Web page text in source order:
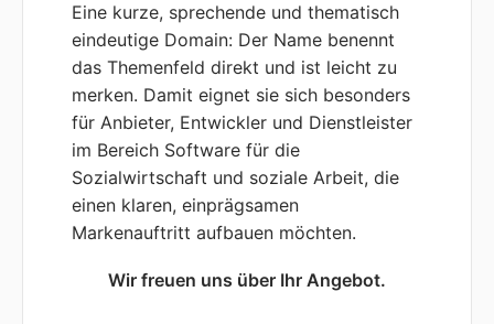
Eine kurze, sprechende und thematisch
eindeutige Domain: Der Name benennt
das Themenfeld direkt und ist leicht zu
merken. Damit eignet sie sich besonders
für Anbieter, Entwickler und Dienstleister
im Bereich Software für die
Sozialwirtschaft und soziale Arbeit, die
einen klaren, einprägsamen
Markenauftritt aufbauen möchten.
Wir freuen uns über Ihr Angebot.